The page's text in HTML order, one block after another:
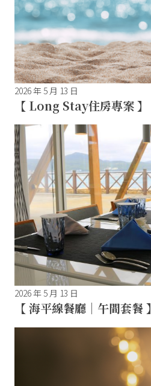
2026 年 5 月 13 日
【 Long Stay住房專案 】
2026 年 5 月 13 日
【 海平線餐廳｜午間套餐 】